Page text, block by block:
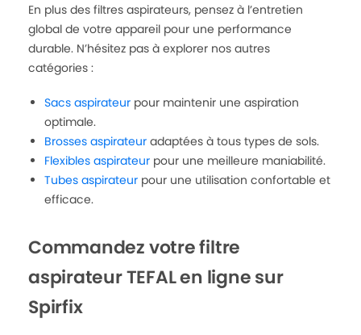
En plus des filtres aspirateurs, pensez à l’entretien
global de votre appareil pour une performance
durable. N’hésitez pas à explorer nos autres
catégories :
Sacs aspirateur pour maintenir une aspiration
optimale.
Brosses aspirateur adaptées à tous types de sols.
Flexibles aspirateur pour une meilleure maniabilité.
Tubes aspirateur pour une utilisation confortable et
efficace.
Commandez votre filtre
aspirateur TEFAL en ligne sur
Spirfix